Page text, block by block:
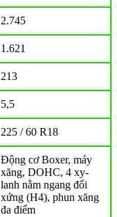
2.745
1.621
213
5,5
225 / 60 R18
Động cơ Boxer, máy
xăng, DOHC, 4 xy-
lanh nằm ngang đối
xứng (H4), phun xăng
đa điểm